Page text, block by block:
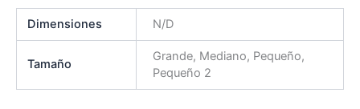
Dimensiones N/D
Tamaño
Grande, Mediano, Pequeño,
Pequeño 2